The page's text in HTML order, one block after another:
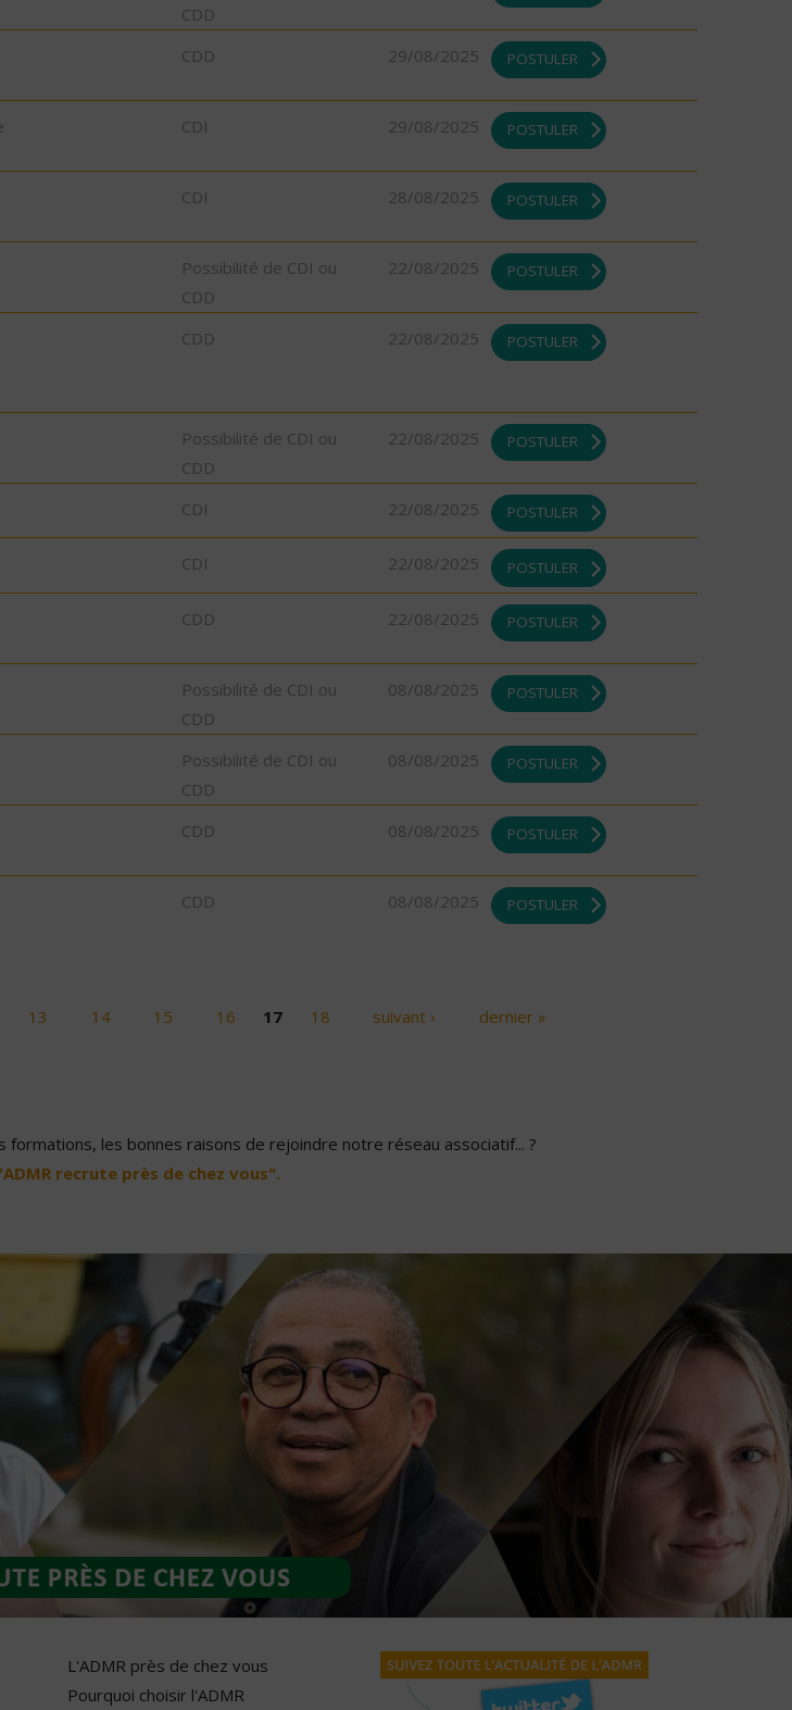
CDD
CDD 29/08/2025 POSTULER
CDI 29/08/2025 POSTULER
CDI 28/08/2025 POSTULER
Possibilité de CDI ou
CDD
22/08/2025 POSTULER
CDD 22/08/2025 POSTULER
Possibilité de CDI ou
CDD
22/08/2025 POSTULER
CDI 22/08/2025 POSTULER
CDI 22/08/2025 POSTULER
CDD 22/08/2025 POSTULER
Possibilité de CDI ou
CDD
08/08/2025 POSTULER
Possibilité de CDI ou
CDD
08/08/2025 POSTULER
CDD 08/08/2025 POSTULER
CDD 08/08/2025 POSTULER
13 14 15 16 17 18 suivant › dernier »
les bonnes raisons de rejoindre notre réseau associatif... ?
recrute près de chez vous".
L'ADMR près de chez vous
Pourquoi choisir l'ADMR